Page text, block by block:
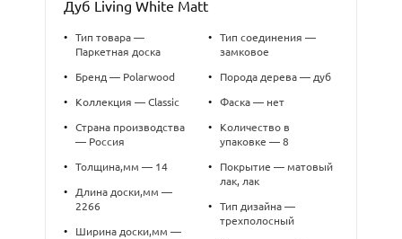
Дуб Living White Matt
•
Тип товара —
Паркетная доска
• Бренд — Polarwood
• Коллекция — Classic
•
Страна производства
— Россия
• Толщина,мм — 14
•
Длина доски,мм —
2266
•
Ширина доски,мм —
•
Тип соединения —
замковое
• Порода дерева — дуб
• Фаска — нет
•
Количество в
упаковке — 8
•
Покрытие — матовый
лак, лак
•
Тип дизайна —
трехполосный